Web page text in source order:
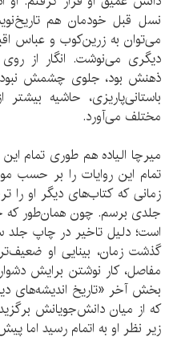
نسل قبل خودمان هم
می‌توان به زرین‌کوب و عباس
دیگری می‌نوشت. انگار از
ذهنش بود، جلوی چشمش
باستانی‌پاریزی، حاشیه
مختلف می‌آورد.
میرچا الیاده هم طوری تمام
تمام این روایات را بر حسب
زمانی که کتاب‌های دیگر او
جلدی برسم. چون همان‌طور
است؛ دلیل تاخیر در چاپ جلد
گذشت زمان، بینایی او
مفاصل، کار نوشتن برایش
بخش آخر «تاریخ اندیشه‌های
که از میان دانش‌جویانش
زیر نظر او به اتمام رسید اما